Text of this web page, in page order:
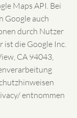
Maps API. Bei
Google auch
durch Nutzer
die Google Inc.
CA 94043,
entnommen